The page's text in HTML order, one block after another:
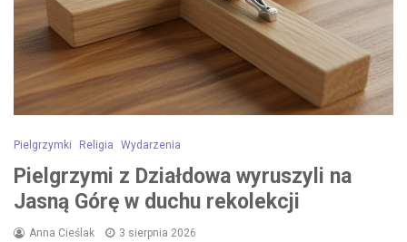
Pielgrzymki Religia Wydarzenia
Pielgrzymi z Działdowa wyruszyli na
Jasną Górę w duchu rekolekcji
Anna Cieślak 3 sierpnia 2026